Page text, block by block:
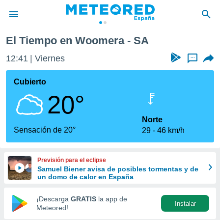
de
por
se
calidad.
a este
las
y
forma
digital
basada
El Tiempo en Woomera - SA
12:41 Viernes ...
Cubierto
20°
Sensación de 20°
Norte
29
46 km/h
Previsión para el eclipse
Samuel Biener avisa de posibles tormentas y de
un domo de calor en España
¡Descarga GRATIS la app de
Meteored!
Instalar